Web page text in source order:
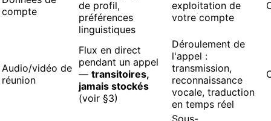
compte
de profil,
préférences
linguistiques
exploitation de
votre compte
Audio/vidéo de
réunion
Flux en direct
pendant un appel
— transitoires,
jamais stockés
(voir §3)
Déroulement de
l'appel :
transmission,
reconnaissance
vocale, traduction
en temps réel